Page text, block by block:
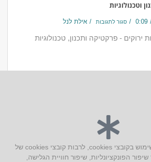
וטכנולוגיות
0:09 סגור לתגובות אילת לנל
ירוקים - פרקטיקה ותכנון, טכנולוגיות
אתר זה עושה שימוש בקובצי cookies, לרבות קובצי cookies של
הפונקציונליות, שיפור חוויית הגלישה,